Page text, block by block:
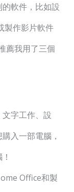
軟件，比如設
作影片軟件
薦我用了三個
字工作、設
入一部電腦，
Office和製